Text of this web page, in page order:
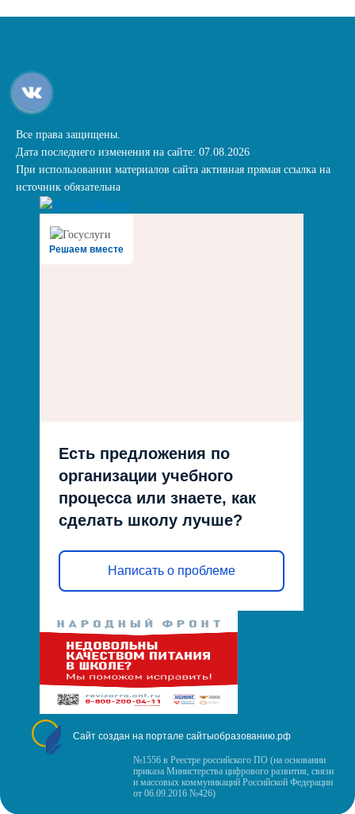
Все права защищены.
Дата последнего изменения на сайте: 07.08.2026
При использовании материалов сайта активная прямая ссылка на
источник обязательна
Решаем вместе
Есть предложения по
организации учебного
процесса или знаете, как
сделать школу лучше?
Написать о проблеме
Сайт создан на портале сайтыобразованию.рф
№1556 в Реестре российского ПО (на основании
приказа Министерства цифрового развития, связи
и массовых коммуникаций Российской Федерации
от 06.09.2016 №426)